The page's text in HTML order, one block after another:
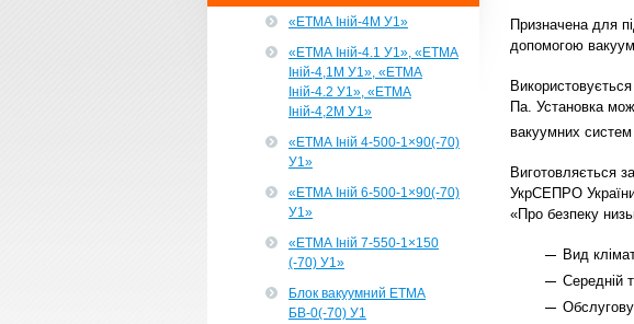
Призначена для
допомогою
Па. Установка
вакуумних
Виготовляється
УкрСЕПРО
«Про безпеку
Вид
Середній
«ЕТМА Іній-4М У1»
«ЕТМА Іній-4.1 У1», «ЕТМА
Іній-4,1М У1», «ЕТМА
Іній-4.2 У1», «ЕТМА
Іній-4,2М У1»
«ЕТМА Іній 4-500-1×90(-70)
У1»
«ЕТМА Іній 6-500-1×90(-70)
У1»
«ЕТМА Іній 7-550-1×150
(-70) У1»
Блок вакуумний ЕТМА
БВ-0(-70) У1